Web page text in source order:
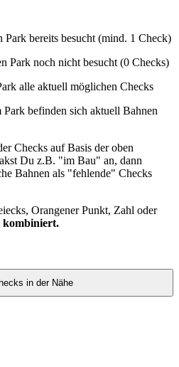
Park bereits besucht (mind. 1 Check)
Park noch nicht besucht (0 Checks)
alle aktuell möglichen Checks
Park befinden sich aktuell Bahnen
Checks auf Basis der oben
Du z.B. "im Bau" an, dann
Bahnen als "fehlende" Checks
Orangener Punkt, Zahl oder
kombiniert.
in der Nähe